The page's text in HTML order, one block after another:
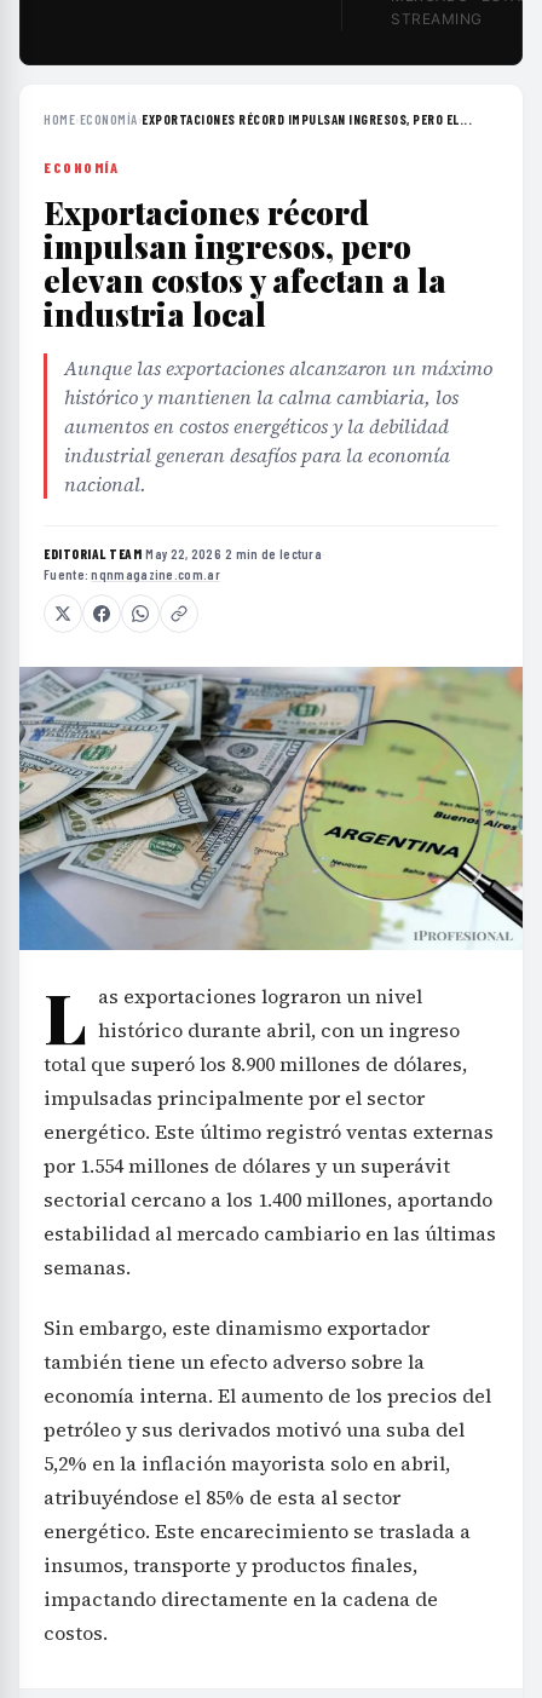
STREAMING
HOME›ECONOMÍA›EXPORTACIONES RÉCORD IMPULSAN INGRESOS, PERO EL...
ECONOMÍA
Exportaciones récord
impulsan ingresos, pero
elevan costos y afectan a la
industria local
Aunque las exportaciones alcanzaron un máximo
histórico y mantienen la calma cambiaria, los
aumentos en costos energéticos y la debilidad
industrial generan desafíos para la economía
nacional.
EDITORIAL TEAM·May 22, 2026·2 min de lectura·
Fuente:nqnmagazine.com.ar
L as exportaciones lograron un nivel
histórico durante abril, con un ingreso
total que superó los 8.900 millones de dólares,
impulsadas principalmente por el sector
energético. Este último registró ventas externas
por 1.554 millones de dólares y un superávit
sectorial cercano a los 1.400 millones, aportando
estabilidad al mercado cambiario en las últimas
semanas.
Sin embargo, este dinamismo exportador
también tiene un efecto adverso sobre la
economía interna. El aumento de los precios del
petróleo y sus derivados motivó una suba del
5,2% en la inflación mayorista solo en abril,
atribuyéndose el 85% de esta al sector
energético. Este encarecimiento se traslada a
insumos, transporte y productos finales,
impactando directamente en la cadena de
costos.